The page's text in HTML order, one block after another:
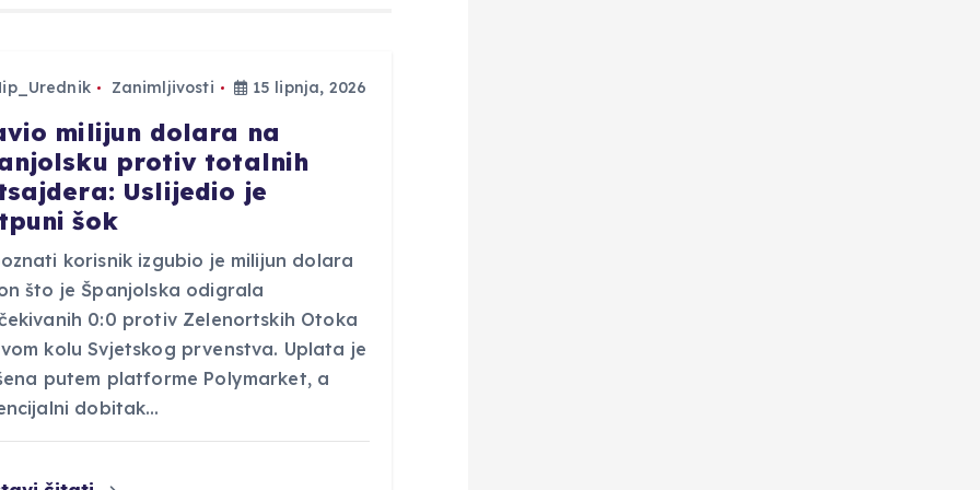
Zanimljivosti 15 lipnja, 2026
milijun dolara na
protiv totalnih
Uslijedio je
šok
korisnik izgubio je milijun dolara
što je Španjolska odigrala
0:0 protiv Zelenortskih Otoka
kolu Svjetskog prvenstva. Uplata je
putem platforme Polymarket, a
dobitak…